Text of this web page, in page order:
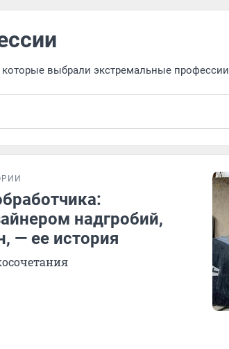
выбрали экстремальные профессии
надгробий,
— ее история